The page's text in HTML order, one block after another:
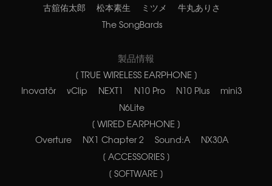
古舘佑太郎
松本素生 ミツメ
牛丸ありさ
The SongBards
製品情報
[ TRUE WIRELESS EARPHONE ]
Inovatör νClip NEXT1 N10 Pro N10 Plus
mini3
N6Lite
[ WIRED EARPHONE ]
Overture NX1 Chapter 2 Sound:A
NX30A
[ ACCESSORIES ]
[ SOFTWARE ]